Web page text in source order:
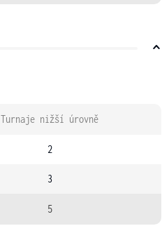
Turnaje nižší úrovně
2
3
5